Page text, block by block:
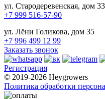
ул. Стародеревенская, дом
+7 999 516-57-90
ул. Лёни Голикова, дом 35
+7 996 499 12 99
Заказать звонок
Регистрация
© 2019-2026 Heygrowers
Политика обработки